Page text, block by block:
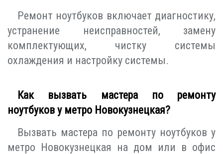
Ремонт ноутбуков включает диагностику,
устранение неисправностей, замену
комплектующих, чистку системы
охлаждения и настройку системы.
Как вызвать мастера по ремонту
ноутбуков у метро Новокузнецкая?
Вызвать мастера по ремонту ноутбуков у
метро Новокузнецкая на дом или в офис